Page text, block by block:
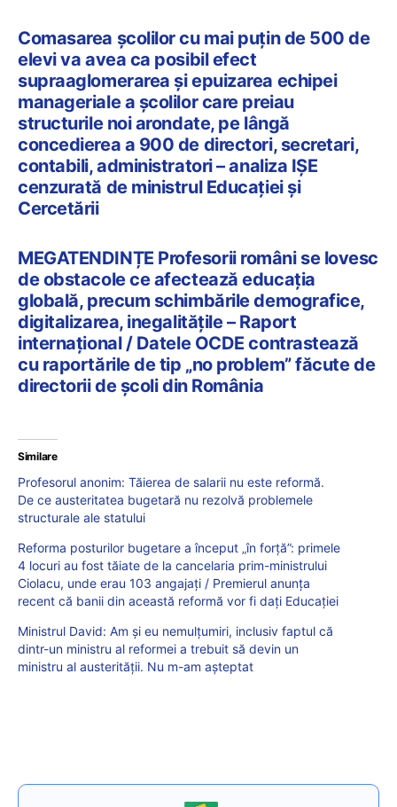
Comasarea școlilor cu mai puțin de 500 de
elevi va avea ca posibil efect
supraaglomerarea și epuizarea echipei
manageriale a școlilor care preiau
structurile noi arondate, pe lângă
concedierea a 900 de directori, secretari,
contabili, administratori – analiza IȘE
cenzurată de ministrul Educației și
Cercetării
MEGATENDINȚE Profesorii români se lovesc
de obstacole ce afectează educația
globală, precum schimbările demografice,
digitalizarea, inegalitățile – Raport
internațional / Datele OCDE contrastează
cu raportările de tip „no problem” făcute de
directorii de școli din România
Similare
Profesorul anonim: Tăierea de salarii nu este reformă.
De ce austeritatea bugetară nu rezolvă problemele
structurale ale statului
Reforma posturilor bugetare a început „în forță”: primele
4 locuri au fost tăiate de la cancelaria prim-ministrului
Ciolacu, unde erau 103 angajați / Premierul anunța
recent că banii din această reformă vor fi dați Educației
Ministrul David: Am și eu nemulțumiri, inclusiv faptul că
dintr-un ministru al reformei a trebuit să devin un
ministru al austerității. Nu m-am așteptat